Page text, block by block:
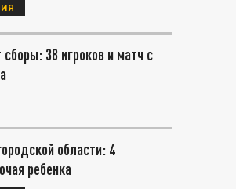
38 игроков и матч с
области: 4
ребенка